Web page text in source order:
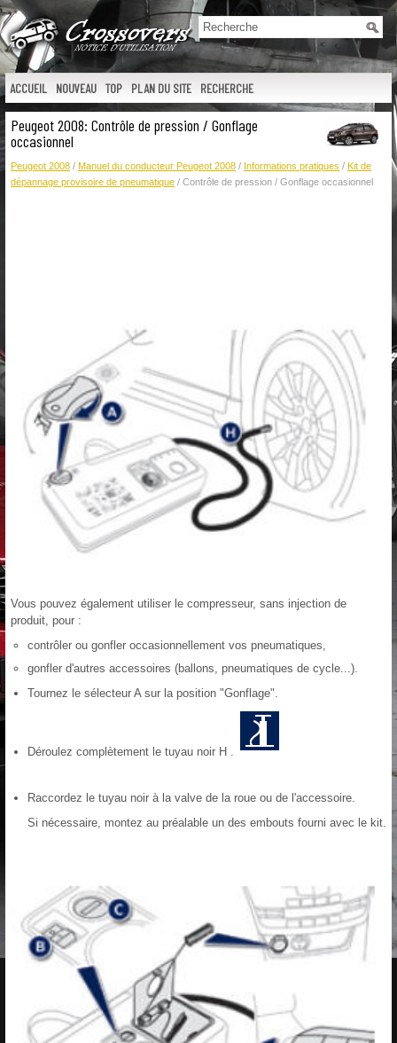
ACCUEIL NOUVEAU TOP PLAN DU SITE RECHERCHE
Peugeot 2008: Contrôle de pression / Gonflage
occasionnel
Peugeot 2008 / Manuel du conducteur Peugeot 2008 / Informations pratiques / Kit de
dépannage provisoire de pneumatique / Contrôle de pression / Gonflage occasionnel
Vous pouvez également utiliser le compresseur, sans injection de
produit, pour :
contrôler ou gonfler occasionnellement vos pneumatiques,
gonfler d'autres accessoires (ballons, pneumatiques de cycle...).
Tournez le sélecteur A sur la position "Gonflage".
Déroulez complètement le tuyau noir H .
Raccordez le tuyau noir à la valve de la roue ou de l'accessoire.
Si nécessaire, montez au préalable un des embouts fourni avec le kit.